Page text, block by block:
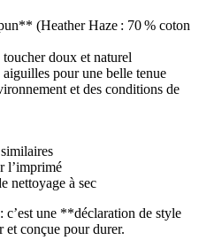
(Heather Haze : 70 % coton
doux et naturel
pour une belle tenue
et des conditions de
l’imprimé
nettoyage à sec
c’est une **déclaration de style
conçue pour durer.